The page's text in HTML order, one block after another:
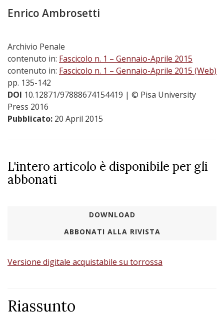
Enrico Ambrosetti
Archivio Penale
contenuto in: Fascicolo n. 1 – Gennaio-Aprile 2015
contenuto in: Fascicolo n. 1 – Gennaio-Aprile 2015 (Web)
pp. 135-142
DOI 10.12871/97888674154419 | © Pisa University
Press 2016
Pubblicato: 20 April 2015
L'intero articolo è disponibile per gli
abbonati
DOWNLOAD
ABBONATI ALLA RIVISTA
Versione digitale acquistabile su torrossa
Riassunto